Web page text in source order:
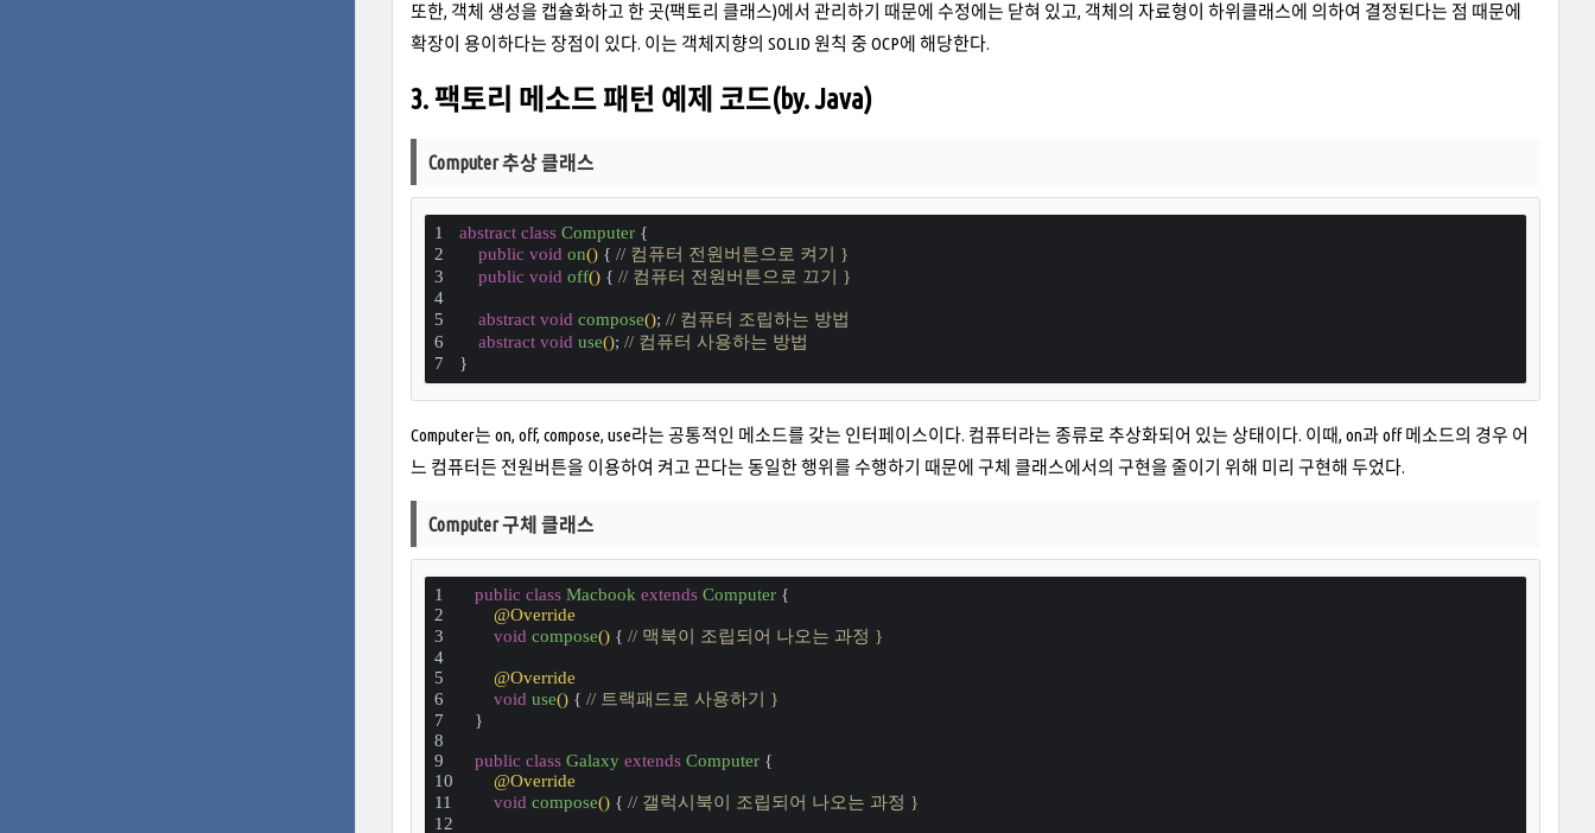
또한, 객체 생성을 캡슐화하고 한 곳(팩토리 클래스)에서 관리하기 때문에 수정에는 닫혀 있고, 객체의 자료형이 하위클래스에 의하여 결정된다는 점 때문에
확장이 용이하다는 장점이 있다. 이는 객체지향의 SOLID 원칙 중 OCP에 해당한다.
3. 팩토리 메소드 패턴 예제 코드(by. Java)
Computer 추상 클래스
abstract class Computer {
public void on() { // 컴퓨터 전원버튼으로 켜기 }
public void off() { // 컴퓨터 전원버튼으로 끄기 }
abstract void compose(); // 컴퓨터 조립하는 방법
abstract void use(); // 컴퓨터 사용하는 방법
}
Computer는 on, off, compose, use라는 공통적인 메소드를 갖는 인터페이스이다. 컴퓨터라는 종류로 추상화되어 있는 상태이다. 이때, on과 off 메소드의 경우 어
느 컴퓨터든 전원버튼을 이용하여 켜고 끈다는 동일한 행위를 수행하기 때문에 구체 클래스에서의 구현을 줄이기 위해 미리 구현해 두었다.
Computer 구체 클래스
public class Macbook extends Computer {
@Override
void compose() { // 맥북이 조립되어 나오는 과정 }
@Override
void use() { // 트랙패드로 사용하기 }
}
public class Galaxy extends Computer {
@Override
void compose() { // 갤럭시북이 조립되어 나오는 과정 }